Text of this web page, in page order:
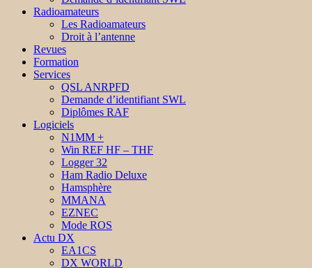
Radioamateurs
Les Radioamateurs
Droit à l’antenne
Revues
Formation
Services
QSL ANRPFD
Demande d’identifiant SWL
Diplômes RAF
Logiciels
N1MM +
Win REF HF – THF
Logger 32
Ham Radio Deluxe
Hamsphère
MMANA
EZNEC
Mode ROS
Actu DX
EA1CS
DX WORLD